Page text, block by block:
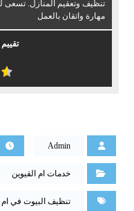
تنظيف وتعقيم المنازل. تسعى
مهارة واتقان بالعمل
Admin
خدمات ام القيوين
تنظيف البيوت في ام